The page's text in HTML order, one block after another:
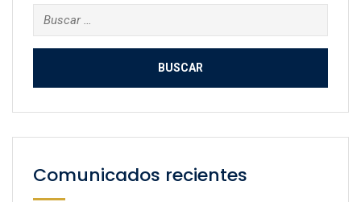
Buscar:
Comunicados recientes